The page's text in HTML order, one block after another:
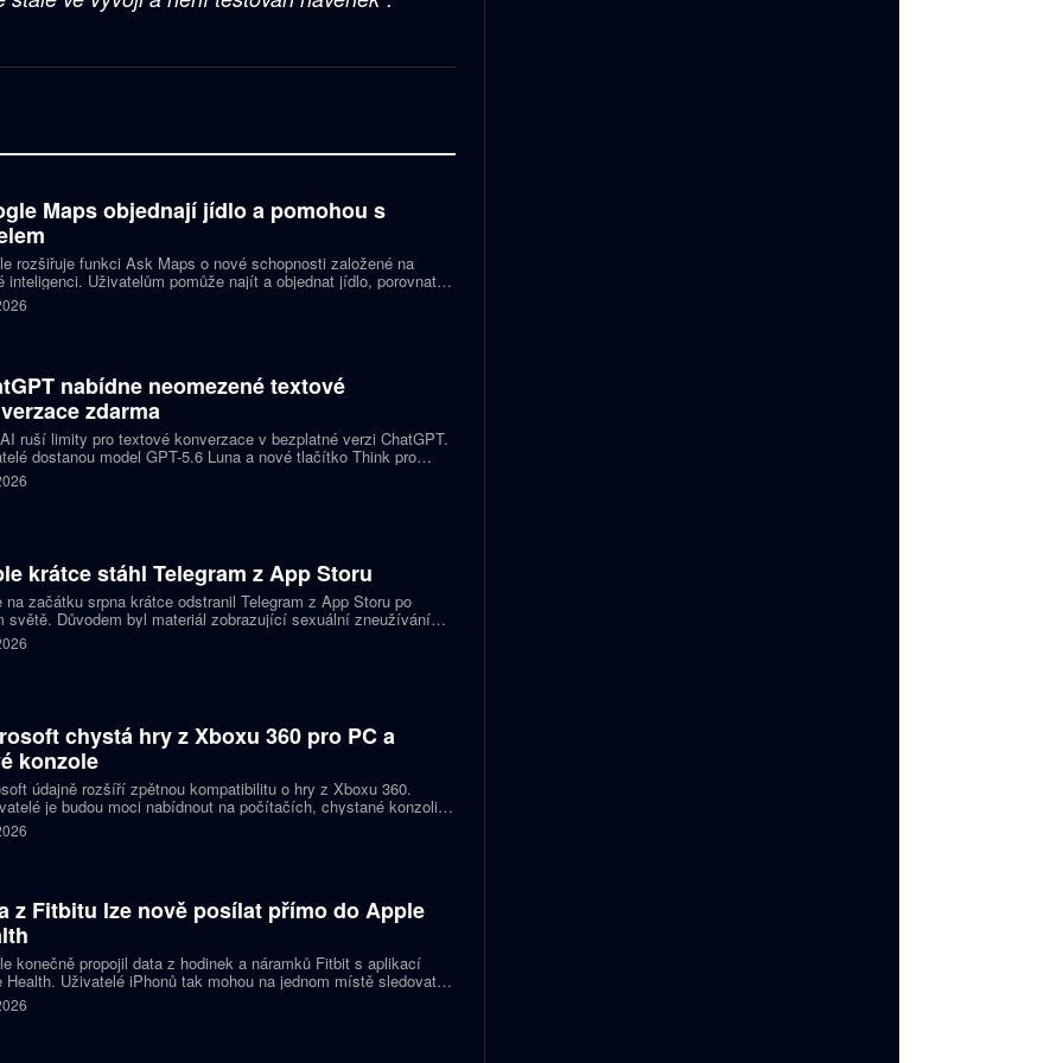
Maps objednají jídlo a pomohou s
rozšiřuje funkci Ask Maps o nové schopnosti založené na
inteligenci. Uživatelům pomůže najít a objednat jídlo, porovnat
nebo vybrat kulturní akci. Mapy navíc mohou čerpat informace z
a Kalendáře Google.
nabídne neomezené textové
zdarma
ruší limity pro textové konverzace v bezplatné verzi ChatGPT.
dostanou model GPT-5.6 Luna a nové tlačítko Think pro
otázky. Předplatitelům Plus a Pro firma zpřístupňuje upravený
Sol spolu s posuvníkem, který nastaví intenzitu přemýšlení.
krátce stáhl Telegram z App Storu
na začátku srpna krátce odstranil Telegram z App Storu po
světě. Důvodem byl materiál zobrazující sexuální zneužívání
podle firmy sdílel jeden uživatel. Telegram účet rychle
a aplikace se ještě během stejného dne do obchodu vrátila.
chystá hry z Xboxu 360 pro PC a
konzole
údajně rozšíří zpětnou kompatibilitu o hry z Xboxu 360.
je budou moci nabídnout na počítačích, chystané konzoli
Helix i přenosných zařízeních. První tituly by mohly dorazit
let 2027 a 2028.
z Fitbitu lze nově posílat přímo do Apple
konečně propojil data z hodinek a náramků Fitbit s aplikací
Health. Uživatelé iPhonů tak mohou na jednom místě sledovat
cvičení, spánek i zdravotní údaje. Novinka odstraňuje omezení,
bylo dosud nutné využívat pomocné aplikace nebo jiné